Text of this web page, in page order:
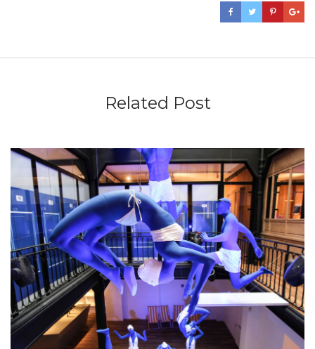
Related Post